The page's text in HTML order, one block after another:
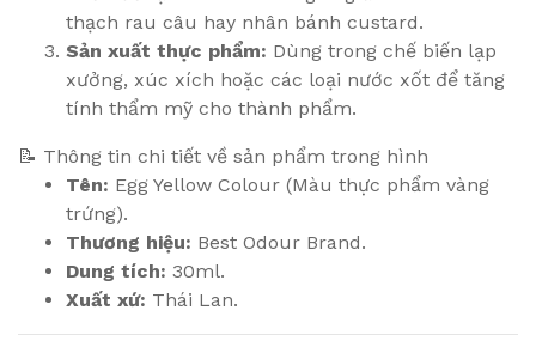
thạch rau câu hay nhân bánh custard.
Sản xuất thực phẩm: Dùng trong chế biến lạp
xưởng, xúc xích hoặc các loại nước xốt để tăng
tính thẩm mỹ cho thành phẩm.
📝 Thông tin chi tiết về sản phẩm trong hình
Tên: Egg Yellow Colour (Màu thực phẩm vàng
trứng).
Thương hiệu: Best Odour Brand.
Dung tích: 30ml.
Xuất xứ: Thái Lan.